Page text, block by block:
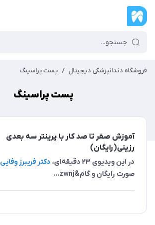
فروشگاه دندانپزشکی دیجیتال / پست پراسینگ
پست پراسینگ
آموزش صفر تا صد کار با پرینتر سه بعدی
رزینی(رایگان)
در این ویدیوی ۲۳ دقیقه‌ای، دکتر فریبرز وفایی
صورت رایگان و گام&zwnj...